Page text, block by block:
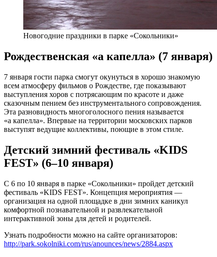
Новогодние праздники в парке «Сокольники»
Рождественская «а капелла» (7 января)
7 января гости парка смогут окунуться в хорошо знакомую
всем атмосферу фильмов о Рождестве, где показывают
выступления хоров с потрясающим по красоте и даже
сказочным пением без инструментального сопровождения.
Эта разновидность многоголосного пения называется
«а капелла». Впервые на территории московских парков
выступят ведущие коллективы, поющие в этом стиле.
Детский зимний фестиваль «KIDS
FEST» (6–10 января)
С 6 по 10 января в парке «Сокольники» пройдет детский
фестиваль «KIDS FEST». Концепция мероприятия —
организация на одной площадке в дни зимних каникул
комфортной познавательной и развлекательной
интерактивной зоны для детей и родителей.
Узнать подробности можно на сайте организаторов:
http://park.sokolniki.com/rus/anounces/news/2884.aspx